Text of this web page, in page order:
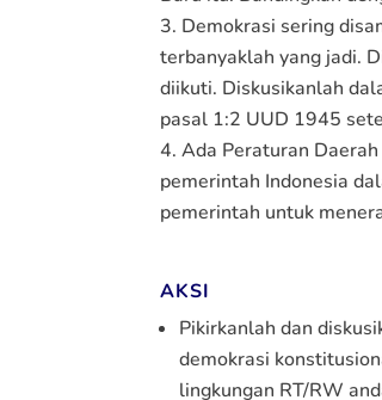
Demokrasi sering
terbanyaklah yang jadi.
diikuti. Diskusikanlah
pasal 1:2 UUD 1945
Ada Peraturan
pemerintah Indonesia
pemerintah untuk
AKSI
Pikirkanlah dan
demokrasi
lingkungan RT/RW